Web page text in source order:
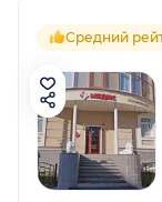
Средний